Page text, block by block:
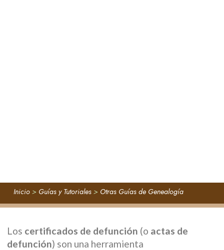
Inicio > Guías y Tutoriales > Otras Guías de Genealogía
Los certificados de defunción (o actas de
defunción) son una herramienta